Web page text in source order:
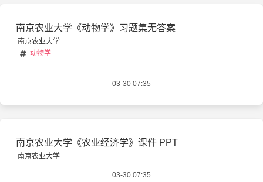
南京农业大学《动物学》习题集无答案
南京农业大学
动物学
03-30 07:35
南京农业大学《农业经济学》课件 PPT
南京农业大学
03-30 07:35